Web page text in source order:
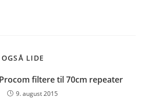
LIDE
filtere til 70cm repeater
9. august 2015